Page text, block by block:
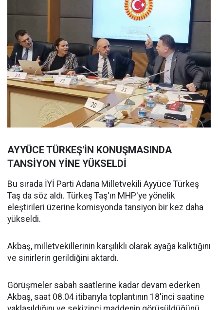
AYYÜCE TÜRKEŞ'İN KONUŞMASINDA
TANSİYON YİNE YÜKSELDİ
Bu sırada İYİ Parti Adana Milletvekili Ayyüce Türkeş
Taş da söz aldı. Türkeş Taş'ın MHP'ye yönelik
eleştirileri üzerine komisyonda tansiyon bir kez daha
yükseldi.
Akbaş, milletvekillerinin karşılıklı olarak ayağa kalktığını
ve sinirlerin gerildiğini aktardı.
Görüşmeler sabah saatlerine kadar devam ederken
Akbaş, saat 08.04 itibarıyla toplantının 18'inci saatine